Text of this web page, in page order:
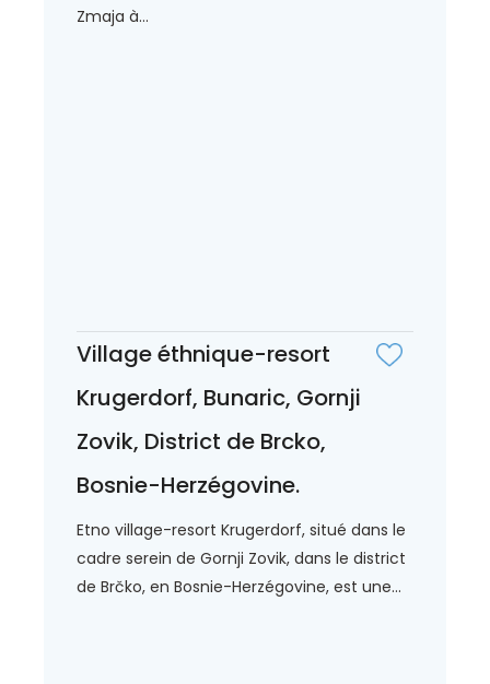
Zmaja à...
Village éthnique-resort
Krugerdorf, Bunaric, Gornji
Zovik, District de Brcko,
Bosnie-Herzégovine.
Etno village-resort Krugerdorf, situé dans le
cadre serein de Gornji Zovik, dans le district
de Brčko, en Bosnie-Herzégovine, est une...